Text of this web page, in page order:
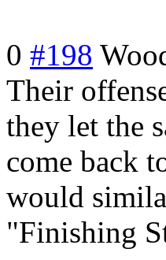
0 #198
Their
they let the
come back
would
"Finishing